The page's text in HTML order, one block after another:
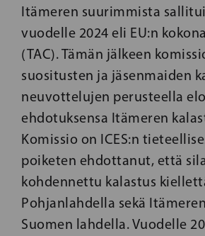
Itämeren suurimmista
vuodelle 2024 eli EU:n
(TAC). Tämän jälkeen
suositusten ja jäsenmaiden
neuvottelujen perusteella
ehdotuksensa Itämeren
Komissio on ICES:n
poiketen ehdottanut, että
kohdennettu kalastus
Pohjanlahdella sekä
Suomen lahdella. Vuodelle